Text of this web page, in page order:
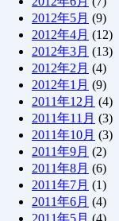
2012年5月 (9)
2012年4月 (12)
2012年3月 (13)
2012年2月 (4)
2012年1月 (9)
2011年12月 (4)
2011年11月 (3)
2011年10月 (3)
2011年9月 (2)
2011年8月 (6)
2011年7月 (1)
2011年6月 (4)
2011年5月 (4)